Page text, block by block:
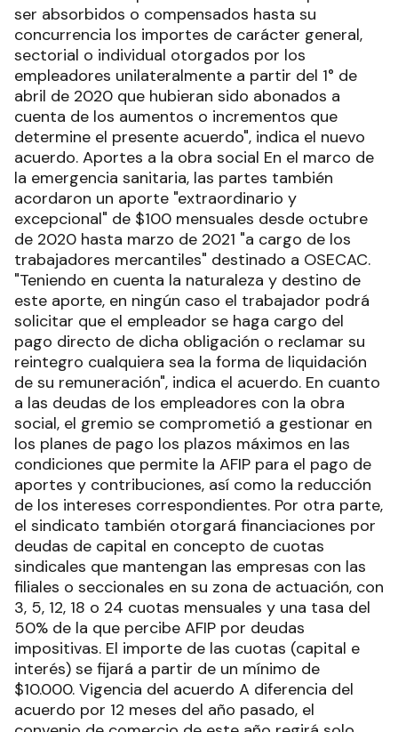
ser absorbidos o compensados hasta su
concurrencia los importes de carácter general,
sectorial o individual otorgados por los
empleadores unilateralmente a partir del 1° de
abril de 2020 que hubieran sido abonados a
cuenta de los aumentos o incrementos que
determine el presente acuerdo", indica el nuevo
acuerdo. Aportes a la obra social En el marco de
la emergencia sanitaria, las partes también
acordaron un aporte "extraordinario y
excepcional" de $100 mensuales desde octubre
de 2020 hasta marzo de 2021 "a cargo de los
trabajadores mercantiles" destinado a OSECAC.
"Teniendo en cuenta la naturaleza y destino de
este aporte, en ningún caso el trabajador podrá
solicitar que el empleador se haga cargo del
pago directo de dicha obligación o reclamar su
reintegro cualquiera sea la forma de liquidación
de su remuneración", indica el acuerdo. En cuanto
a las deudas de los empleadores con la obra
social, el gremio se comprometió a gestionar en
los planes de pago los plazos máximos en las
condiciones que permite la AFIP para el pago de
aportes y contribuciones, así como la reducción
de los intereses correspondientes. Por otra parte,
el sindicato también otorgará financiaciones por
deudas de capital en concepto de cuotas
sindicales que mantengan las empresas con las
filiales o seccionales en su zona de actuación, con
3, 5, 12, 18 o 24 cuotas mensuales y una tasa del
50% de la que percibe AFIP por deudas
impositivas. El importe de las cuotas (capital e
interés) se fijará a partir de un mínimo de
$10.000. Vigencia del acuerdo A diferencia del
acuerdo por 12 meses del año pasado, el